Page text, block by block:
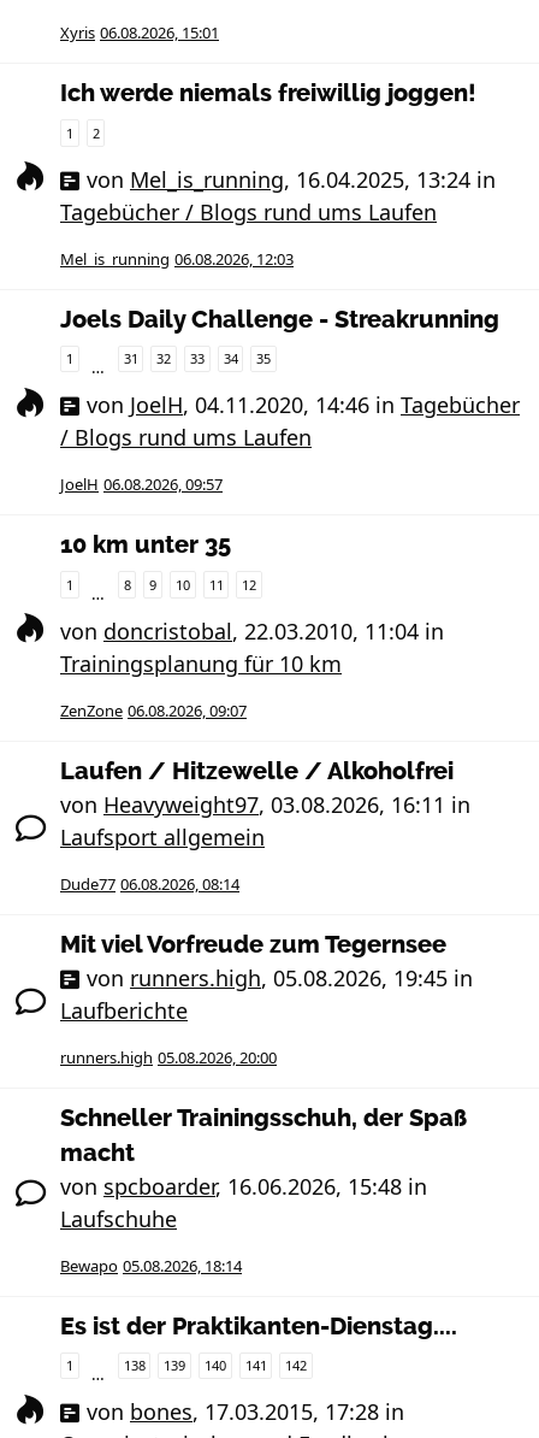
Xyris 06.08.2026, 15:01
Ich werde niemals freiwillig joggen!
1 2
von Mel_is_running, 16.04.2025, 13:24 in
Tagebücher / Blogs rund ums Laufen
Mel_is_running 06.08.2026, 12:03
Joels Daily Challenge - Streakrunning
1 … 31 32 33 34 35
von JoelH, 04.11.2020, 14:46 in Tagebücher
/ Blogs rund ums Laufen
JoelH 06.08.2026, 09:57
10 km unter 35
1 … 8 9 10 11 12
von doncristobal, 22.03.2010, 11:04 in
Trainingsplanung für 10 km
ZenZone 06.08.2026, 09:07
Laufen / Hitzewelle / Alkoholfrei
von Heavyweight97, 03.08.2026, 16:11 in
Laufsport allgemein
Dude77 06.08.2026, 08:14
Mit viel Vorfreude zum Tegernsee
von runners.high, 05.08.2026, 19:45 in
Laufberichte
runners.high 05.08.2026, 20:00
Schneller Trainingsschuh, der Spaß
macht
von spcboarder, 16.06.2026, 15:48 in
Laufschuhe
Bewapo 05.08.2026, 18:14
Es ist der Praktikanten-Dienstag....
1 … 138 139 140 141 142
von bones, 17.03.2015, 17:28 in